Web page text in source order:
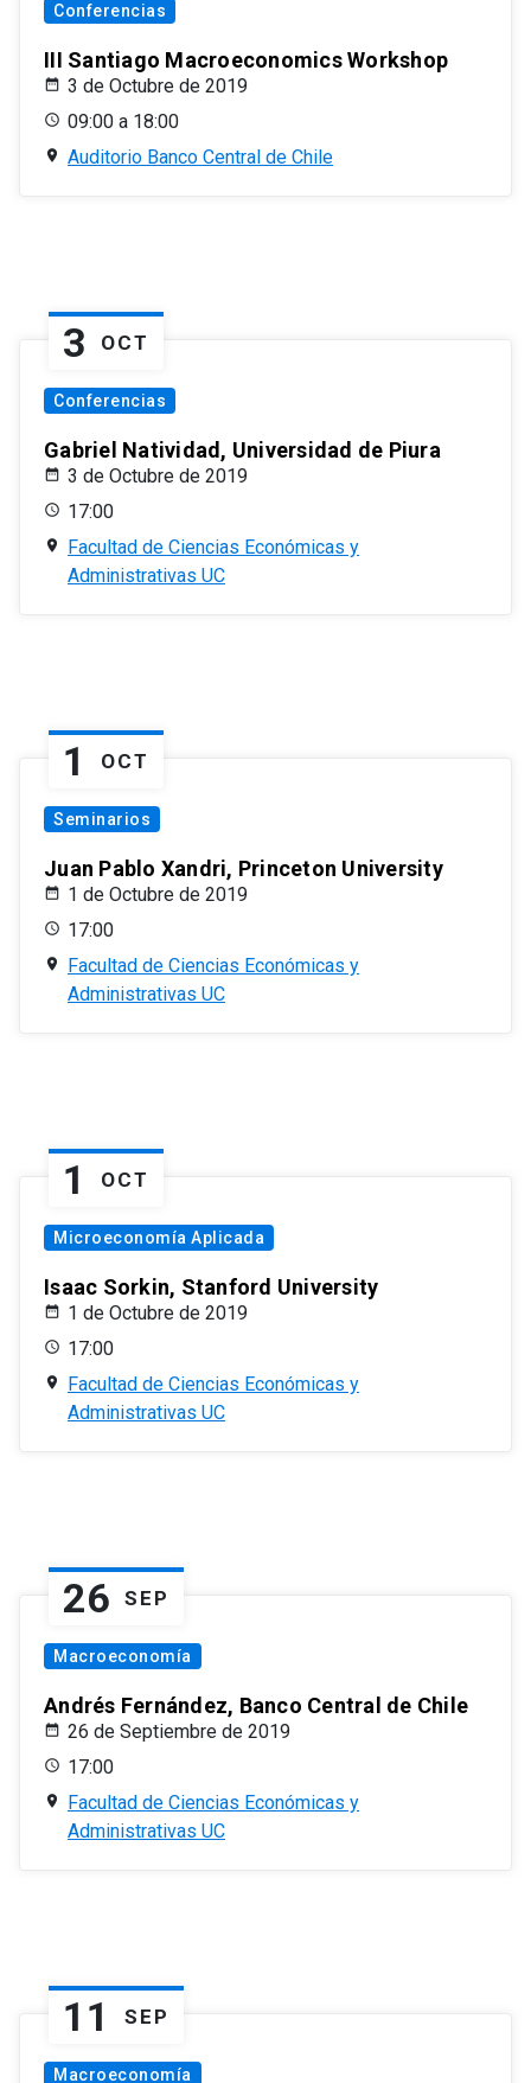
Conferencias
III Santiago Macroeconomics Workshop
3 de Octubre de 2019
09:00 a 18:00
Auditorio Banco Central de Chile
3 OCT
Conferencias
Gabriel Natividad, Universidad de Piura
3 de Octubre de 2019
17:00
Facultad de Ciencias Económicas y
Administrativas UC
1 OCT
Seminarios
Juan Pablo Xandri, Princeton University
1 de Octubre de 2019
17:00
Facultad de Ciencias Económicas y
Administrativas UC
1 OCT
Microeconomía Aplicada
Isaac Sorkin, Stanford University
1 de Octubre de 2019
17:00
Facultad de Ciencias Económicas y
Administrativas UC
26 SEP
Macroeconomía
Andrés Fernández, Banco Central de Chile
26 de Septiembre de 2019
17:00
Facultad de Ciencias Económicas y
Administrativas UC
11 SEP
Macroeconomía